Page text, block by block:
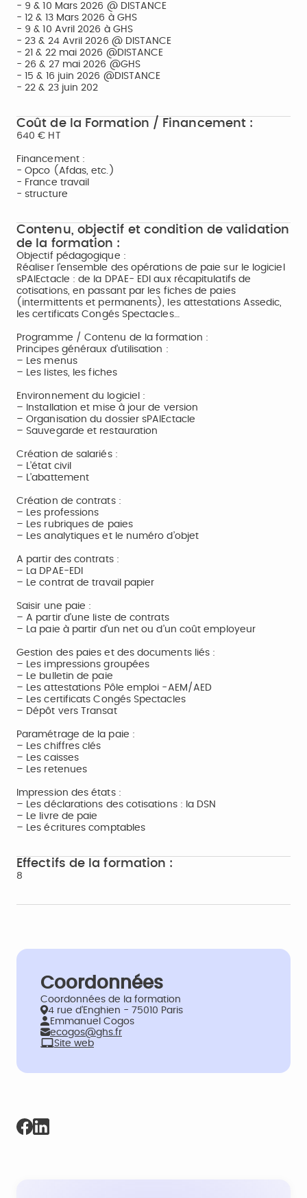
- 9 & 10 Mars 2026 @ DISTANCE
- 12 & 13 Mars 2026 à GHS
- 9 & 10 Avril 2026 à GHS
- 23 & 24 Avril 2026 @ DISTANCE
- 21 & 22 mai 2026 @DISTANCE
- 26 & 27 mai 2026 @GHS
- 15 & 16 juin 2026 @DISTANCE
- 22 & 23 juin 202
Coût de la Formation / Financement :
640 € HT
Financement :
- Opco (Afdas, etc.)
- France travail
- structure
Contenu, objectif et condition de validation
de la formation :
Objectif pédagogique :
Réaliser l’ensemble des opérations de paie sur le logiciel
sPAIEctacle : de la DPAE- EDI aux récapitulatifs de
cotisations, en passant par les fiches de paies
(intermittents et permanents), les attestations Assedic,
les certificats Congés Spectacles…
Programme / Contenu de la formation :
Principes généraux d’utilisation :
– Les menus
– Les listes, les fiches
Environnement du logiciel :
– Installation et mise à jour de version
– Organisation du dossier sPAIEctacle
– Sauvegarde et restauration
Création de salariés :
– L’état civil
– L’abattement
Création de contrats :
– Les professions
– Les rubriques de paies
– Les analytiques et le numéro d’objet
A partir des contrats :
– La DPAE-EDI
– Le contrat de travail papier
Saisir une paie :
– A partir d’une liste de contrats
– La paie à partir d’un net ou d’un coût employeur
Gestion des paies et des documents liés :
– Les impressions groupées
– Le bulletin de paie
– Les attestations Pôle emploi -AEM/AED
– Les certificats Congés Spectacles
– Dépôt vers Transat
Paramétrage de la paie :
– Les chiffres clés
– Les caisses
– Les retenues
Impression des états :
– Les déclarations des cotisations : la DSN
– Le livre de paie
– Les écritures comptables
Effectifs de la formation :
8
Coordonnées
Coordonnées de la formation
4 rue d'Enghien - 75010 Paris
Emmanuel Cogos
ecogos@ghs.fr
Site web